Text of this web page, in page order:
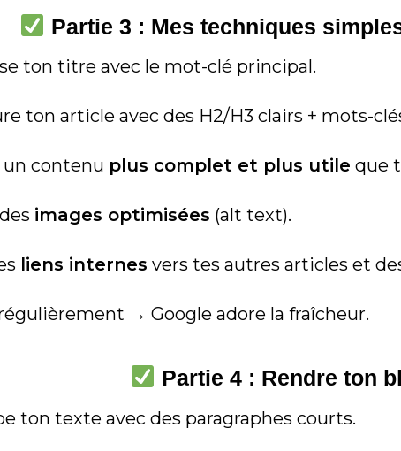
Partie 3 : Mes techniques
ton titre avec le mot-clé principal.
ton article avec des H2/H3 clairs + mots-
un contenu plus complet et plus utile que
images optimisées (alt text).
liens internes vers tes autres articles et
→ Google adore la fraîcheur.
Partie 4 : Rendre ton
ton texte avec des paragraphes courts.